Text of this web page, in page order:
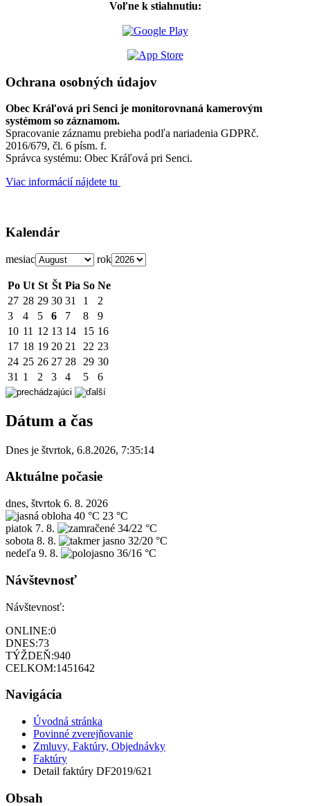
Voľne k stiahnutiu:
Ochrana osobných údajov
Obec Kráľová pri Senci je monitorovnaná kamerovým
systémom so záznamom.
Spracovanie záznamu prebieha podľa nariadenia GDPRč.
2016/679, čl. 6 písm. f.
Správca systému: Obec Kráľová pri Senci.
Viac informácií nájdete tu
Kalendár
mesiac rok
Po Ut St Št Pia So Ne
27 28 29 30 31 1
2
3
4 5 6 7 8
9
10 11 12 13 14 15 16
17 18 19 20 21 22 23
24 25 26 27 28 29 30
31 1 2 3 4 5 6
Dátum a čas
Dnes je štvrtok, 6.8.2026, 7:35:14
Aktuálne počasie
dnes, štvrtok 6. 8. 2026
40 °C 23 °C
piatok 7. 8.
34/22 °C
sobota 8. 8.
32/20 °C
nedeľa 9. 8. 36/16 °C
Návštevnosť
Návštevnosť:
ONLINE:0
DNES:73
TÝŽDEŇ:940
CELKOM:1451642
Navigácia
Úvodná stránka
Povinné zverejňovanie
Zmluvy, Faktúry, Objednávky
Faktúry
Detail faktúry DF2019/621
Obsah